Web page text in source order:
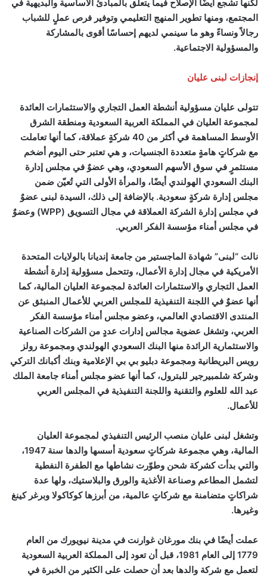
لكنها تشجع أيضًا الإصلاح فيما يتعلق بالمبادئ الأساسية والبديهية في
المجتمع، ومنها تطوير المنهج التعليمي وتوفير فرص عملٍ للشباب
رجالاً ونساءً وهو ما سينمي لديهم إحساسًا أقوى بالمشاركة
والمسؤولية الاجتماعية.
إنجازات لبنى عليان
تتولى عليان مسؤولية أنشطة العمل التجاري والاستثمارات العائدة
لمجموعة العليان في المملكة العربية السعودية ومنطقة الشرق
الأوسط المساهمة في أكثر من 40 شركةٍ عملاقة، كما أنها تعاملت
مع شركاتٍ هامةٍ متعددة الجنسيات، و هي تعتبر حتى اليوم أضخم
مستثمرٍ في سوق الأسهم السعودي، وهي عضوٌ في مجلس إدارة
البنك السعودي الهولندي أيضًا، والمرأة الأولى التي تُعيّن ضمن
مجلس إدارة شركةٍ سعودية. بالإضافة إلى ذلك، السيدة لبنى عضوٌ
في مجلس إدارة الشركة العملاقة في مجال التسويق (WPP) وعضوٌ
في مجلس أمناء مؤسسة الفكر العربي.
نالت “لبنى” شهادة الماجستير من جامعة إنديانا بالولايات المتحدة
الأمريكية في مجال إدارة الأعمال، وتتحمل مسؤولية إدارة أنشطة
العمل التجاري والاستثمارات العائدة لمجموعة العليان المالية، كما
أنها عضوٌ في اللجنة التنفيذية للمجلس العربي للأعمال المنبثق عن
المنتدى الاقتصادي العالمي، وعضو مجلس أمناء مؤسسة الفكر
العربي، وتشغل عضوية مجالس إدارات عددٍ من الشركات الصناعية
والاستثمارية الرائدة منها البنك السعودي الهولندي ومجموعة رولز
رويس البريطانية ومجموعة دبليو بي بي الإعلامية وبنك أكبانك التركي
وشركة شلمبيرجير للبترول، كما أنها عضو مجلس أمناء جامعة الملك
عبد الله للعلوم والتقنية واللجنة التنفيذية في المجلس العربي
للأعمال.
وتشغل لبنى عليان منصب الرئيس التنفيذي لمجموعة العليان
المالية، وهي مجموعة شركاتٍ سعودية أسسها والدها سنة 1947،
والتي بدأت كشركة شحن وطوّرت نشاطها مع الطفرة النفطية
لتشمل المطاعم وصناعة الأغذية والورق والبلاستيك، ولها عدة
شراكاتٍ متضامنة مع شركاتٍ عالمية، من أبرزها كوكاكولا وبرغر كينغ
وغيرها.
عملت أيضًا في بنك مورغان غوارنت في مدينة نيويورك من العام
1779 إلى العام 1981، قبل أن تعود إلى المملكة العربية السعودية
لتعمل مع شركة والدها بعد أن حصلت على الكثير من الخبرة في